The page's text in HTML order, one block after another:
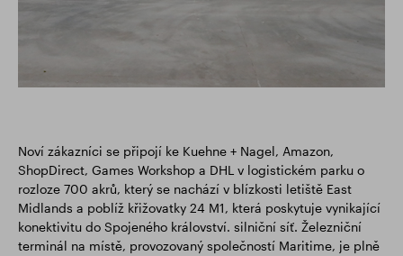
Noví zákazníci se připojí ke Kuehne + Nagel, Amazon,
ShopDirect, Games Workshop a DHL v logistickém parku o
rozloze 700 akrů, který se nachází v blízkosti letiště East
Midlands a poblíž křižovatky 24 M1, která poskytuje vynikající
konektivitu do Spojeného království. silniční síť. Železniční
terminál na místě, provozovaný společností Maritime, je plně